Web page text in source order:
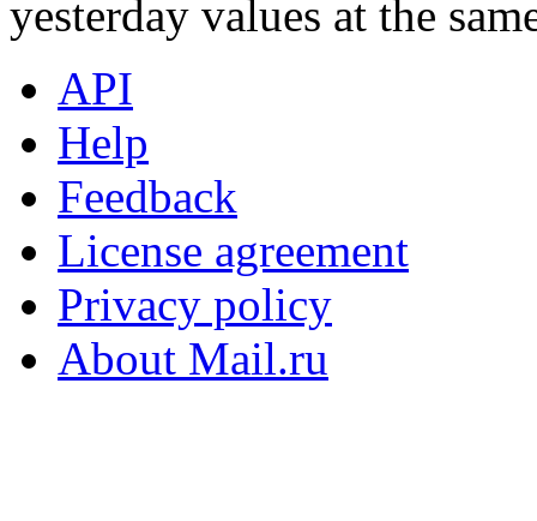
yesterday values at the
API
Help
Feedback
License agreement
Privacy policy
About Mail.ru